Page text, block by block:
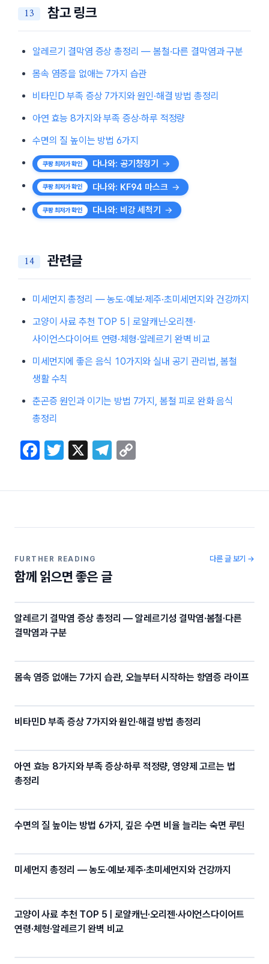
참고 링크
알레르기 결막염 증상 총정리 — 봄철·다른 결막염과 구분
몸속 염증을 없애는 7가지 습관
비타민D 부족 증상 7가지와 원인·해결 방법 총정리
아연 효능 8가지와 부족 증상·하루 적정량
수면의 질 높이는 방법 6가지
다나와: 공기청정기
다나와: KF94 마스크
다나와: 비강 세척기
관련글
미세먼지 총정리 — 농도·예보·제주·초미세먼지와 건강까지
고양이 사료 추천 TOP 5 | 로얄캐닌·오리젠·
사이언스다이어트 연령·체형·알레르기 완벽 비교
미세먼지에 좋은 음식 10가지와 실내 공기 관리법, 봄철
생활 수칙
춘곤증 원인과 이기는 방법 7가지, 봄철 피로 완화 음식
총정리
F
c
b
o
k
T
itt
X
T
e
a
p
Li
FURTHER READING
함께 읽으면 좋은 글
다른 글 보기 →
알레르기 결막염 증상 총정리 — 알레르기성 결막염·봄철·다른
결막염과 구분
몸속 염증 없애는 7가지 습관, 오늘부터 시작하는 항염증 라이프
비타민D 부족 증상 7가지와 원인·해결 방법 총정리
아연 효능 8가지와 부족 증상·하루 적정량, 영양제 고르는 법
총정리
수면의 질 높이는 방법 6가지, 깊은 수면 비율 늘리는 숙면 루틴
미세먼지 총정리 — 농도·예보·제주·초미세먼지와 건강까지
고양이 사료 추천 TOP 5 | 로얄캐닌·오리젠·사이언스다이어트
연령·체형·알레르기 완벽 비교